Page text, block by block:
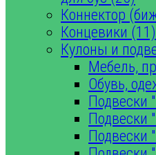
Коннектор
Концевики (11)
Кулоны и
Мебель,
Обувь,
Подвески
Подвески
Подвески